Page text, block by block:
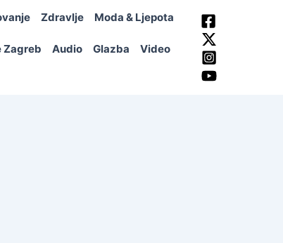
Zdravlje Moda & Ljepota
Zagreb Audio Glazba Video